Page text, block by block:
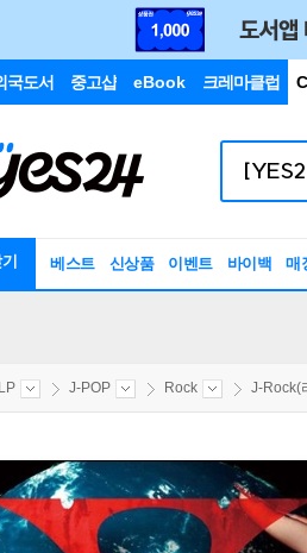
국도서 중고샵 eBook 크레마클럽
베스트 신상품 이벤트 바이백 매
J-POP Rock J-Rock(